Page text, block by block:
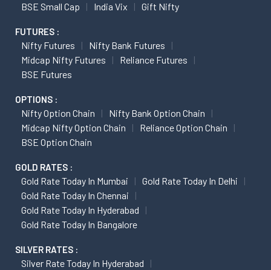
BSE Small Cap
India Vix Gift Nifty
FUTURES :
Nifty Futures
Nifty Bank Futures
Midcap Nifty Futures
Reliance Futures
BSE Futures
OPTIONS :
Nifty Option Chain
Nifty Bank Option Chain
Midcap Nifty Option Chain
Reliance Option Chain
BSE Option Chain
GOLD RATES :
Gold Rate Today In Mumbai
Gold Rate Today In Delhi
Gold Rate Today In Chennai
Gold Rate Today In Hyderabad
Gold Rate Today In Bangalore
SILVER RATES :
Silver Rate Today In Hyderabad